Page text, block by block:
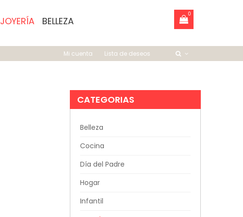
JOYERÍA BELLEZA
0
Mi cuenta Lista de deseos
CATEGORIAS
Belleza
Cocina
Día del Padre
Hogar
Infantil